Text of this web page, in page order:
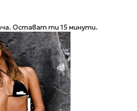
Остават ти 15 минути.